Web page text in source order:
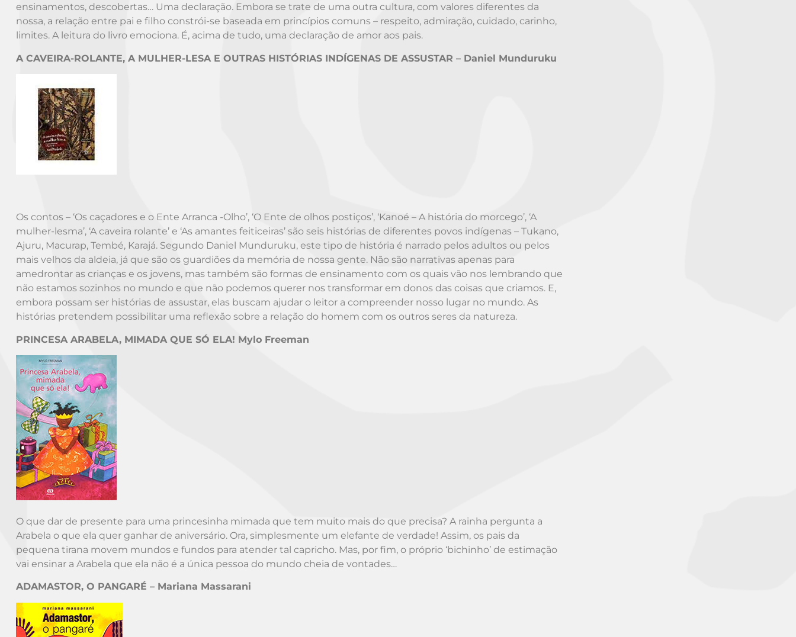
ensinamentos, descobertas… Uma declaração. Embora se trate de uma outra cultura, com valores diferentes da
nossa, a relação entre pai e filho constrói-se baseada em princípios comuns – respeito, admiração, cuidado, carinho,
limites. A leitura do livro emociona. É, acima de tudo, uma declaração de amor aos pais.
A CAVEIRA-ROLANTE, A MULHER-LESA E OUTRAS HISTÓRIAS INDÍGENAS DE ASSUSTAR – Daniel Munduruku
Os contos – ‘Os caçadores e o Ente Arranca -Olho’, ‘O Ente de olhos postiços’, ‘Kanoé – A história do morcego’, ‘A
mulher-lesma’, ‘A caveira rolante’ e ‘As amantes feiticeiras’ são seis histórias de diferentes povos indígenas – Tukano,
Ajuru, Macurap, Tembé, Karajá. Segundo Daniel Munduruku, este tipo de história é narrado pelos adultos ou pelos
mais velhos da aldeia, já que são os guardiões da memória de nossa gente. Não são narrativas apenas para
amedrontar as crianças e os jovens, mas também são formas de ensinamento com os quais vão nos lembrando que
não estamos sozinhos no mundo e que não podemos querer nos transformar em donos das coisas que criamos. E,
embora possam ser histórias de assustar, elas buscam ajudar o leitor a compreender nosso lugar no mundo. As
histórias pretendem possibilitar uma reflexão sobre a relação do homem com os outros seres da natureza.
PRINCESA ARABELA, MIMADA QUE SÓ ELA! Mylo Freeman
O que dar de presente para uma princesinha mimada que tem muito mais do que precisa? A rainha pergunta a
Arabela o que ela quer ganhar de aniversário. Ora, simplesmente um elefante de verdade! Assim, os pais da
pequena tirana movem mundos e fundos para atender tal capricho. Mas, por fim, o próprio ‘bichinho’ de estimação
vai ensinar a Arabela que ela não é a única pessoa do mundo cheia de vontades…
ADAMASTOR, O PANGARÉ – Mariana Massarani